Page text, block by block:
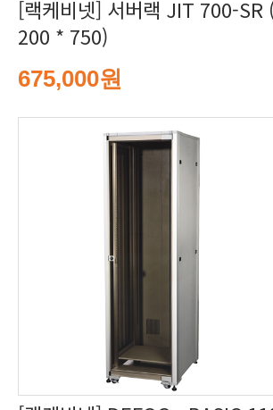
200 * 750)
675,000원